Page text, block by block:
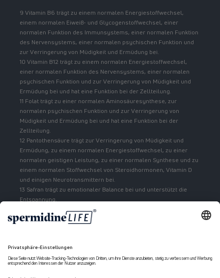
9 Vitamin B6 trägt zu einem normalen Energiestoffwechsel,
einem normalen Eiweiß- und Glycogenstoffwechsel, einer
normalen Funktion des Immunsystems, einer normalen Funktion
des Nervensystems, einer normalen psychischen Funktion und
zur Verringerung von Müdigkeit und Ermüdung bei.
10 Vitamin B12 trägt zu einem normalen Energiestoffwechsel,
einer normalen Funktion des Nervensystems, einer normalen
psychischen Funktion und zur Verringerung von Müdigkeit und
Ermüdung bei und hat eine Funktion bei der Zellteilung.
11 Folat trägt zu einer normalen Aminosäuresynthese, zur
normalen psychischen Funktion und zur Verringerung von
Müdigkeit und Ermüdung bei und hat eine Funktion bei der
Zellteilung.
12 Pantothensäure trägt zur Verringerung von Müdigkeit und
Ermüdung, zu einem normalen Energiestoffwechsel, zu einer
normalen geistigen Leistung, zu einer normalen Synthese und zu
einem normalen Stoffwechsel von Steroidhormonen, Vitamin D
und einigen Neurotransmittern bei.
13 Safran trägt zu emotionaler Balance bei und unterstützt die
Entspannung.